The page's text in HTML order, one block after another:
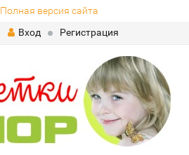
Полная версия сайта
Вход
Регистрация